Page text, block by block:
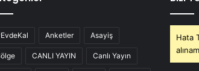
Anketler Asayiş
CANLI YAYIN Canlı Yayın
Hata